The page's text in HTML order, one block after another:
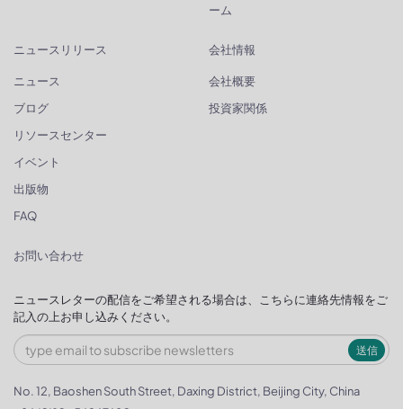
ーム
ニュースリリース
ニュース
ブログ
リソースセンター
イベント
出版物
FAQ
会社情報
会社概要
投資家関係
お問い合わせ
ニュースレターの配信をご希望される場合は、こちらに連絡先情報をご
記入の上お申し込みください。
送信
No. 12, Baoshen South Street, Daxing District, Beijing City, China